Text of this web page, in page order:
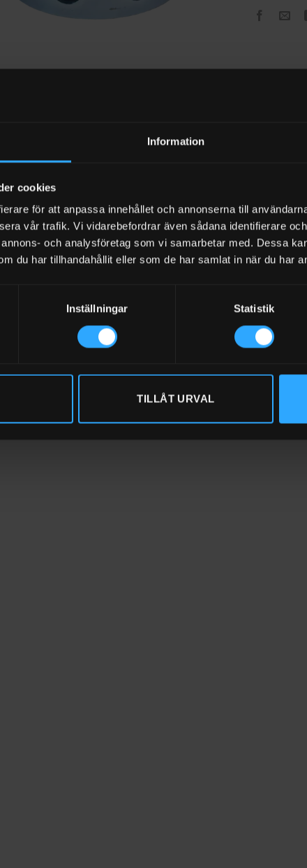
Information
cookies
för att anpassa innehållet och annonserna till
vår trafik. Vi vidarebefordrar även sådana identifierare
och analysföretag som vi samarbetar med. Dessa
du har tillhandahållit eller som de har samlat in när du har
Inställningar Statistik
TILLÅT URVAL
3″ Sugslang 76mm Honda
med vattenpumpar
med IBC Behållare 300 – 1000 liter
sortiment med slangar